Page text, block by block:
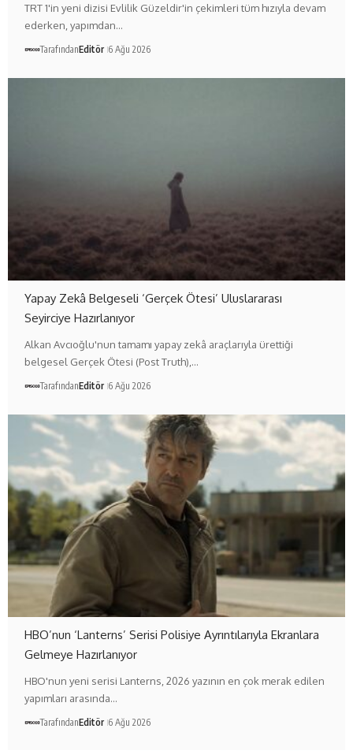
TRT 1'in yeni dizisi Evlilik Güzeldir'in çekimleri tüm hızıyla devam
ederken, yapımdan…
TarafındanEditör 6 Ağu 2026
Yapay Zekâ Belgeseli ‘Gerçek Ötesi’ Uluslararası
Seyirciye Hazırlanıyor
Alkan Avcıoğlu'nun tamamı yapay zekâ araçlarıyla ürettiği
belgesel Gerçek Ötesi (Post Truth),…
TarafındanEditör 6 Ağu 2026
HBO’nun ‘Lanterns’ Serisi Polisiye Ayrıntılarıyla Ekranlara
Gelmeye Hazırlanıyor
HBO'nun yeni serisi Lanterns, 2026 yazının en çok merak edilen
yapımları arasında…
TarafındanEditör 6 Ağu 2026